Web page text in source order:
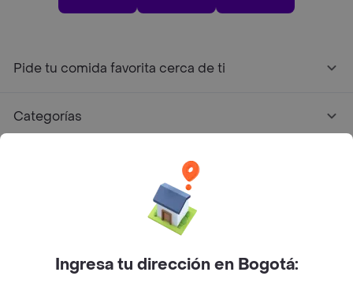
Pide tu comida favorita cerca de ti
Categorías
Facebook
Twitter
Instagram
Ingresa tu dirección en Bogotá: